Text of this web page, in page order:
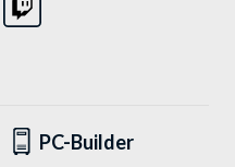
PC-Builder